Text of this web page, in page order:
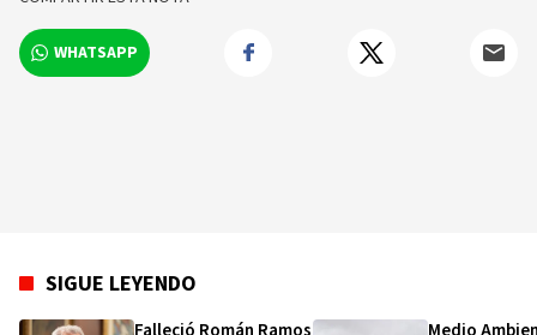
WHATSAPP
SIGUE LEYENDO